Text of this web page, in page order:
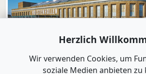
Herzlich
Wir verwenden Cookies, um
soziale Medien anbieten zu